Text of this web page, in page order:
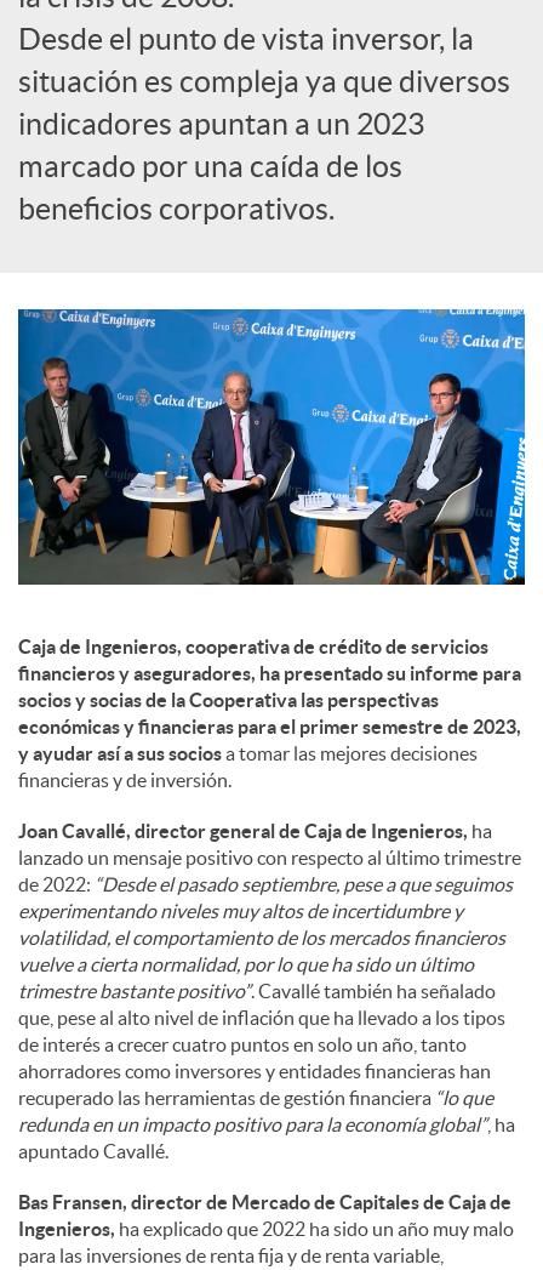
n
i
d
o
s
Desde el punto de vista inversor, la
situación es compleja ya que diversos
indicadores apuntan a un 2023
marcado por una caída de los
beneficios corporativos.
Caja de Ingenieros, cooperativa de crédito de servicios
financieros y aseguradores, ha presentado su informe para
socios y socias de la Cooperativa las perspectivas
económicas y financieras para el primer semestre de 2023,
y ayudar así a sus sociosa tomar las mejores decisiones
financieras y de inversión.
Joan Cavallé, director general de Caja de Ingenieros, ha
lanzado un mensaje positivo con respecto al último trimestre
de 2022: “Desde el pasado septiembre, pese a que seguimos
experimentando niveles muy altos de incertidumbre y
volatilidad, el comportamiento de los mercados financieros
vuelve a cierta normalidad, por lo que ha sido un último
trimestre bastante positivo”. Cavallé también ha señalado
que, pese al alto nivel de inflación que ha llevado a los tipos
de interés a crecer cuatro puntos en solo un año, tanto
ahorradores como inversores y entidades financieras han
recuperado las herramientas de gestión financiera “lo que
redunda en un impacto positivo para la economía global”, ha
apuntado Cavallé.
Bas Fransen, director de Mercado de Capitales de Caja de
Ingenieros, ha explicado que 2022 ha sido un año muy malo
para las inversiones de renta fija y de renta variable,